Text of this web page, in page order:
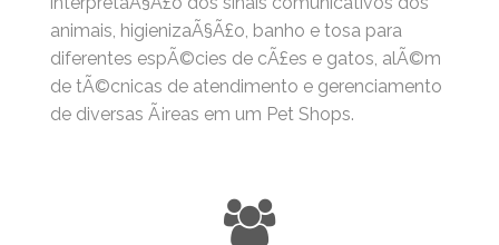
animais, higienizaÃ§Ã£o, banho e tosa para
diferentes espÃ©cies de cÃ£es e gatos, alÃ©m
de tÃ©cnicas de atendimento e gerenciamento
de diversas Ã¡reas em um Pet Shops.